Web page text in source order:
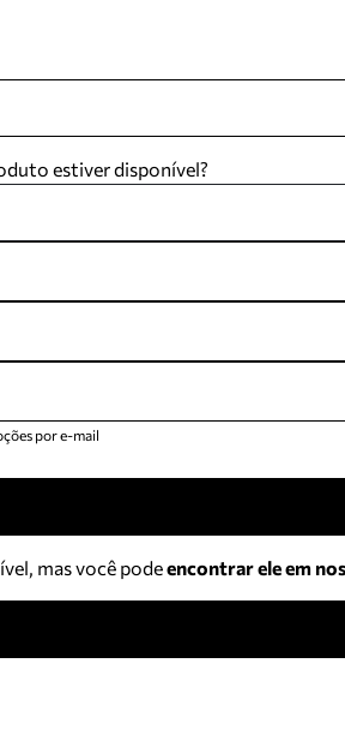
estiver disponível?
por e-mail
mas você podeencontrar ele em